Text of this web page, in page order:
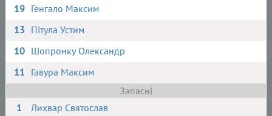
19 Генгало Максим
13 Пітула Устим
10 Шопронку Олександр
11 Гавура Максим
Запасні
1
Лихвар Святослав